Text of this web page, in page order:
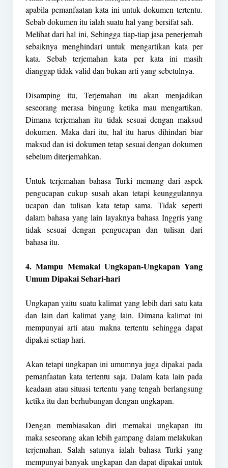
apabila pemanfaatan kata ini untuk dokumen tertentu.
Sebab dokumen itu ialah suatu hal yang bersifat sah.
Melihat dari hal ini, Sehingga tiap-tiap jasa penerjemah
sebaiknya menghindari untuk mengartikan kata per
kata. Sebab terjemahan kata per kata ini masih
dianggap tidak valid dan bukan arti yang sebetulnya.
Disamping itu, Terjemahan itu akan menjadikan
seseorang merasa bingung ketika mau mengartikan.
Dimana terjemahan itu tidak sesuai dengan maksud
dokumen. Maka dari itu, hal itu harus dihindari biar
maksud dan isi dokumen tetap sesuai dengan dokumen
sebelum diterjemahkan.
Untuk terjemahan bahasa Turki memang dari aspek
pengucapan cukup susah akan tetapi keunggulannya
ucapan dan tulisan kata tetap sama. Tidak seperti
dalam bahasa yang lain layaknya bahasa Inggris yang
tidak sesuai dengan pengucapan dan tulisan dari
bahasa itu.
4. Mampu Memakai Ungkapan-Ungkapan Yang
Umum Dipakai Sehari-hari
Ungkapan yaitu suatu kalimat yang lebih dari satu kata
dan lain dari kalimat yang lain. Dimana kalimat ini
mempunyai arti atau makna tertentu sehingga dapat
dipakai setiap hari.
Akan tetapi ungkapan ini umumnya juga dipakai pada
pemanfaatan kata tertentu saja. Dalam kata lain pada
keadaan atau situasi tertentu yang tengah berlangsung
ketika itu dan berhubungan dengan ungkapan.
Dengan membiasakan diri memakai ungkapan itu
maka seseorang akan lebih gampang dalam melakukan
terjemahan. Salah satunya ialah bahasa Turki yang
mempunyai banyak ungkapan dan dapat dipakai untuk